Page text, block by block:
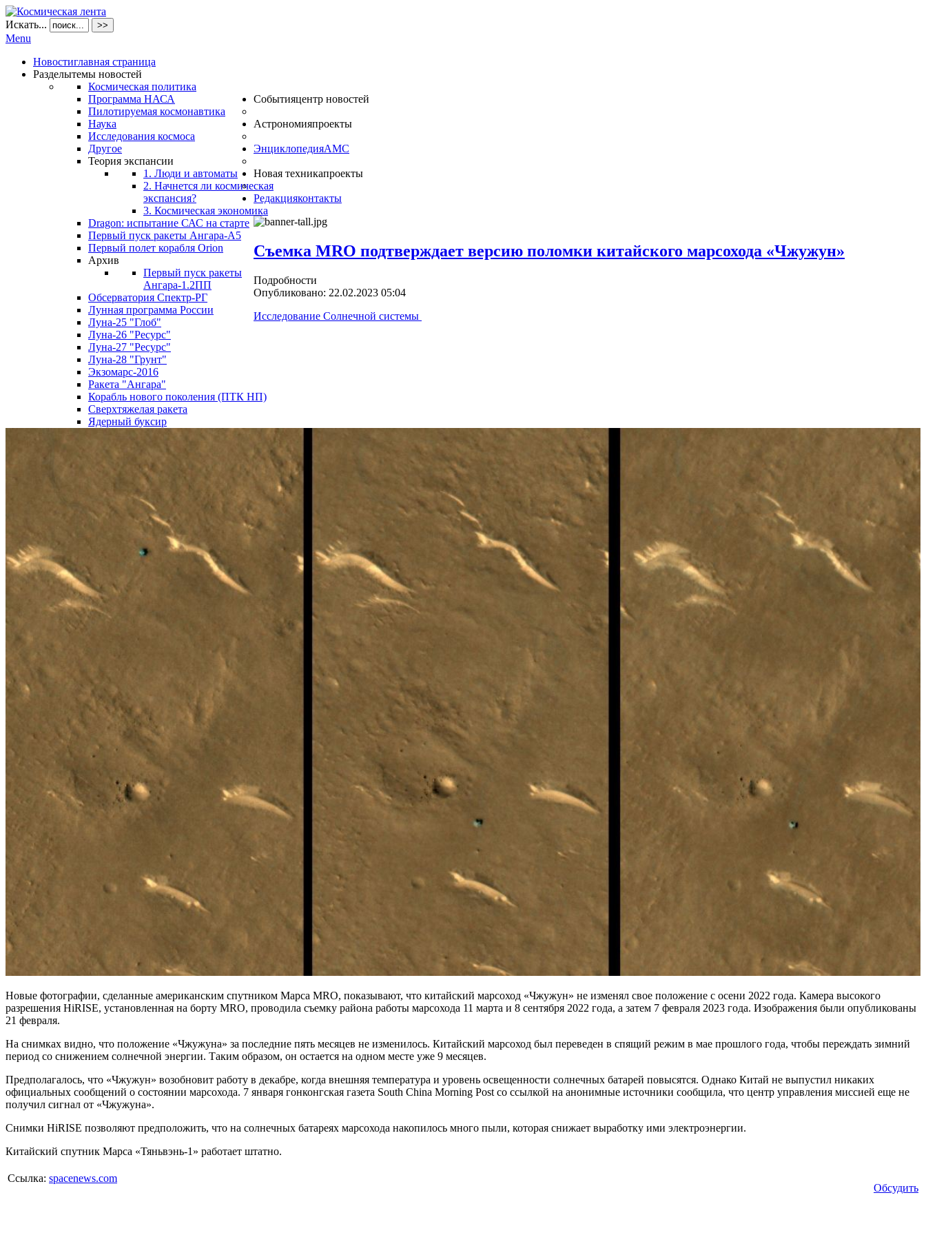
Искать... >>
Menu
Новостиглавная страница
Разделытемы новостей
Космическая политика
Программа НАСА
Пилотируемая космонавтика
Наука
Исследования космоса
Другое
Теория экспансии
1. Люди и автоматы
2. Начнется ли космическая
экспансия?
3. Космическая экономика
Событияцентр новостей
Dragon: испытание САС на старте
Первый пуск ракеты Ангара-А5
Первый полет корабля Orion
Архив
Первый пуск ракеты
Ангара-1.2ПП
Астрономияпроекты
Обсерватория Спектр-РГ
ЭнциклопедияАМС
Лунная программа России
Луна-25 "Глоб"
Луна-26 "Ресурс"
Луна-27 "Ресурс"
Луна-28 "Грунт"
Экзомарс-2016
Новая техникапроекты
Ракета "Ангара"
Корабль нового поколения (ПТК НП)
Сверхтяжелая ракета
Ядерный буксир
Редакцияконтакты
Съемка MRO подтверждает версию поломки китайского марсохода «Чжужун»
Подробности
Опубликовано: 22.02.2023 05:04
Исследование Солнечной системы
Новые фотографии, сделанные американским спутником Марса MRO, показывают, что китайский марсоход «Чжужун» не изменял свое положение с осени 2022 года. Камера высокого
разрешения HiRISE, установленная на борту MRO, проводила съемку района работы марсохода 11 марта и 8 сентября 2022 года, а затем 7 февраля 2023 года. Изображения были опубликованы
21 февраля.
На снимках видно, что положение «Чжужуна» за последние пять месяцев не изменилось. Китайский марсоход был переведен в спящий режим в мае прошлого года, чтобы переждать зимний
период со снижением солнечной энергии. Таким образом, он остается на одном месте уже 9 месяцев.
Предполагалось, что «Чжужун» возобновит работу в декабре, когда внешняя температура и уровень освещенности солнечных батарей повысятся. Однако Китай не выпустил никаких
официальных сообщений о состоянии марсохода. 7 января гонконгская газета South China Morning Post со ссылкой на анонимные источники сообщила, что центр управления миссией еще не
получил сигнал от «Чжужуна».
Снимки HiRISE позволяют предположить, что на солнечных батареях марсохода накопилось много пыли, которая снижает выработку ими электроэнергии.
Китайский спутник Марса «Тяньвэнь-1» работает штатно.
Ссылка: spacenews.com
Обсудить